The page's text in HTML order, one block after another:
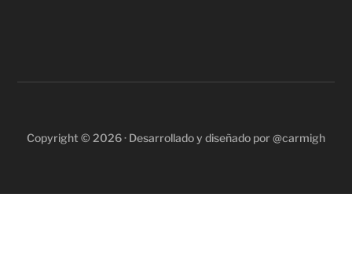
Copyright © 2026 · Desarrollado y diseñado por @carmigh